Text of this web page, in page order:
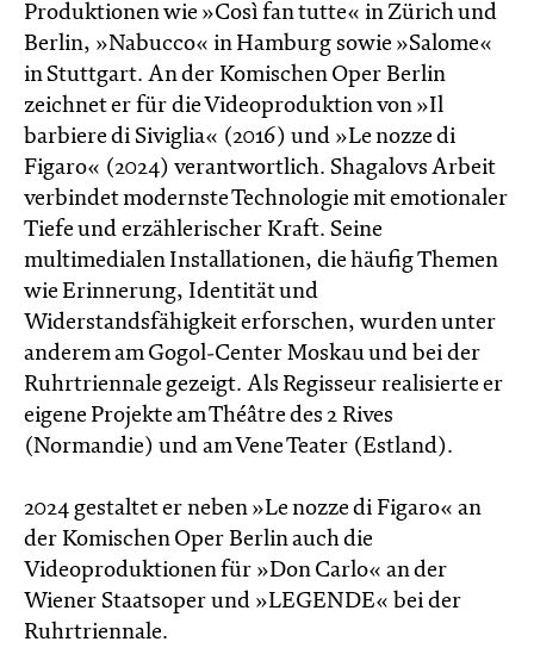
Produktionen wie »Così fan tutte« in Zürich und
Berlin, »Nabucco« in Hamburg sowie »Salome«
in Stuttgart. An der Komischen Oper Berlin
zeichnet er für die Videoproduktion von »Il
barbiere di Siviglia« (2016) und »Le nozze di
Figaro« (2024) verantwortlich. Shagalovs Arbeit
verbindet modernste Technologie mit emotionaler
Tiefe und erzählerischer Kraft. Seine
multimedialen Installationen, die häufig Themen
wie Erinnerung, Identität und
Widerstandsfähigkeit erforschen, wurden unter
anderem am Gogol-Center Moskau und bei der
Ruhrtriennale gezeigt. Als Regisseur realisierte er
eigene Projekte am Théâtre des 2 Rives
(Normandie) und am Vene Teater (Estland).
2024 gestaltet er neben »Le nozze di Figaro« an
der Komischen Oper Berlin auch die
Videoproduktionen für »Don Carlo« an der
Wiener Staatsoper und »LEGENDE« bei der
Ruhrtriennale.